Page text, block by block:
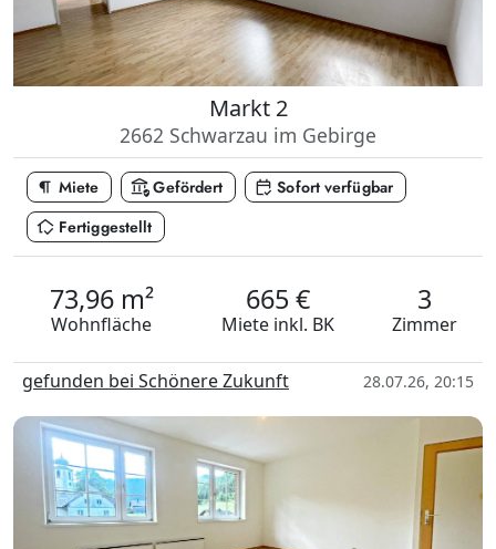
Markt 2
2662 Schwarzau im Gebirge
format_paragraph Miete assured_workloadGefördert calendar_check Sofort verfügbar
in_home_mode Fertiggestellt
73,96 m²
Wohnfläche
665 €
Miete inkl. BK
3
Zimmer
gefunden bei Schönere Zukunft 28.07.26, 20:15